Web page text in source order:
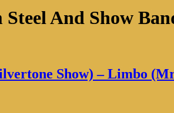
And Show
Show) – Limbo